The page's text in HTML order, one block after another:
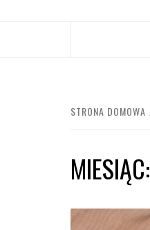
STRONA DOMOWA
MIESIĄC: